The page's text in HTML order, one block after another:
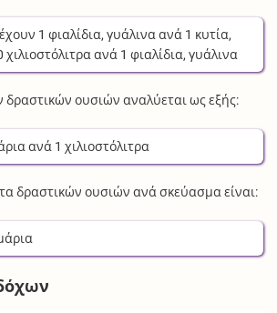
1 φιαλίδια, γυάλιναανά 1 κυτία,
χιλιοστόλιτραανά 1 φιαλίδια, γυάλινα
ουσιών αναλύεται ως εξής:
ανά 1 χιλιοστόλιτρα
δραστικών ουσιών ανά σκεύασμα είναι: